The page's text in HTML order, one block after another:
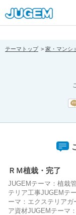
[pear_error:
prefix="" info=""]
テーマトップ 家・マンシ
ＲＭ植栽・完了
JUGEMテーマ：植栽
テリア工事JUGEMテ
ーマ：エクステリアガ
ア資材JUGEMテーマ